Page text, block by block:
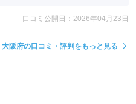
口コミ公開日：2026年04月23日
大阪府の口コミ・評判をもっと見る